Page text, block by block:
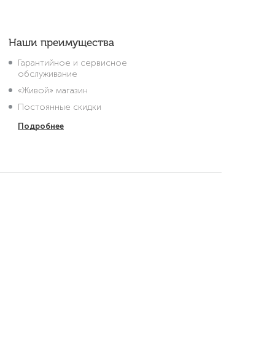
Наши преимущества
Гарантийное и сервисное
обслуживание
«Живой» магазин
Постоянные скидки
Подробнее